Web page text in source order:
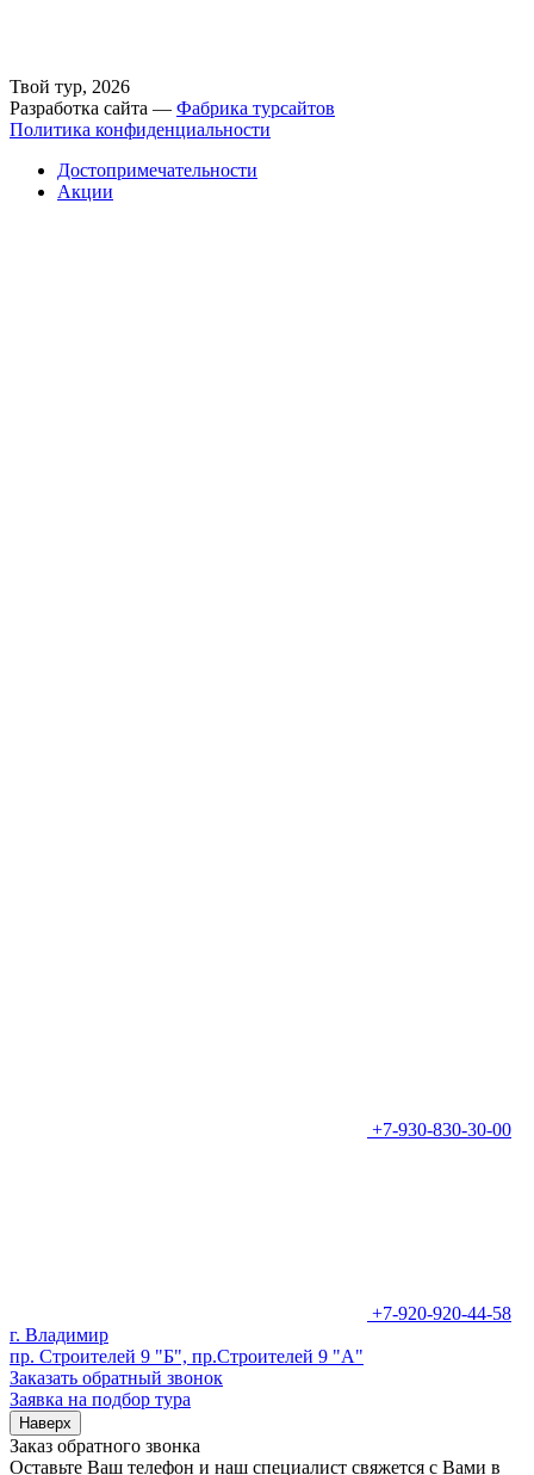
Твой тур, 2026
Разработка сайта — Фабрика турсайтов
Политика конфиденциальности
Достопримечательности
Акции
+7-930-830-30-00
+7-920-920-44-58
г. Владимир
пр. Строителей 9 "Б", пр.Строителей 9 "А"
Заказать обратный звонок
Заявка на подбор тура
Наверх
Заказ обратного звонка
Оставьте Ваш телефон и наш специалист свяжется с Вами в